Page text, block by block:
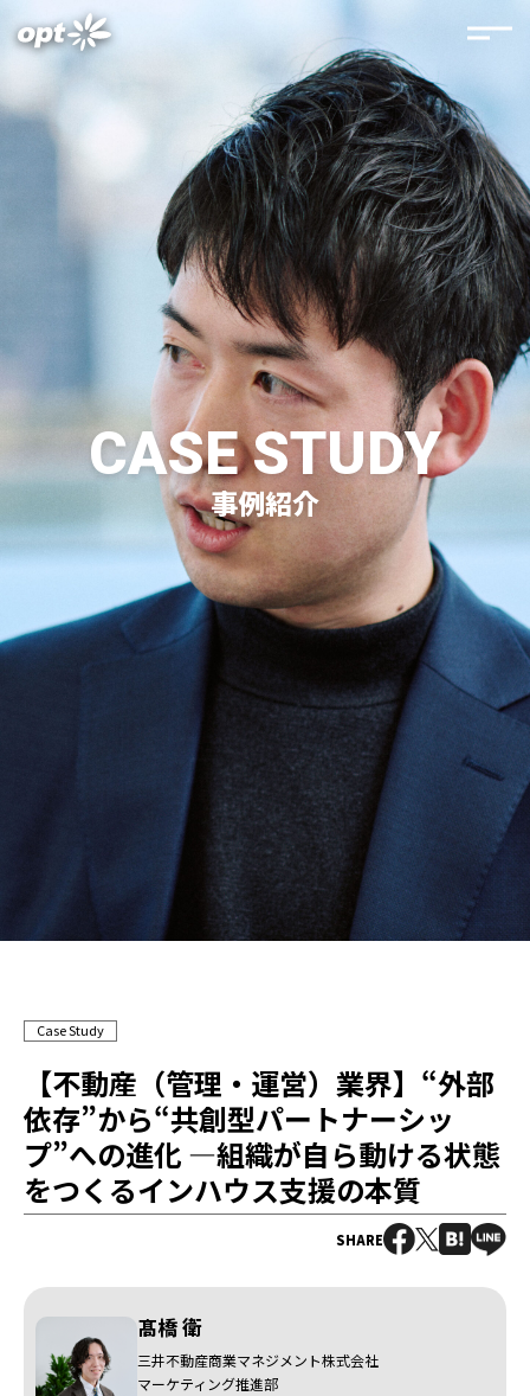
CASE STUDY
事例紹介
Case Study
【不動産（管理・運営）業界】“外部
依存”から“共創型パートナーシッ
プ”への進化 —組織が自ら動ける状態
をつくるインハウス支援の本質
SHARE
髙橋 衛
三井不動産商業マネジメント株式会社
マーケティング推進部